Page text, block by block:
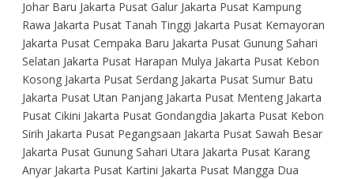
Johar Baru Jakarta Pusat Galur Jakarta Pusat Kampung
Rawa Jakarta Pusat Tanah Tinggi Jakarta Pusat Kemayoran
Jakarta Pusat Cempaka Baru Jakarta Pusat Gunung Sahari
Selatan Jakarta Pusat Harapan Mulya Jakarta Pusat Kebon
Kosong Jakarta Pusat Serdang Jakarta Pusat Sumur Batu
Jakarta Pusat Utan Panjang Jakarta Pusat Menteng Jakarta
Pusat Cikini Jakarta Pusat Gondangdia Jakarta Pusat Kebon
Sirih Jakarta Pusat Pegangsaan Jakarta Pusat Sawah Besar
Jakarta Pusat Gunung Sahari Utara Jakarta Pusat Karang
Anyar Jakarta Pusat Kartini Jakarta Pusat Mangga Dua